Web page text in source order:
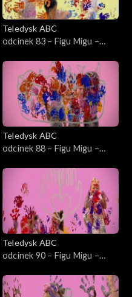
Teledysk ABC
odcinek 83 – Figu Migu –
Teledysk ABC
odcinek 88 – Figu Migu –
Teledysk ABC
odcinek 90 – Figu Migu –